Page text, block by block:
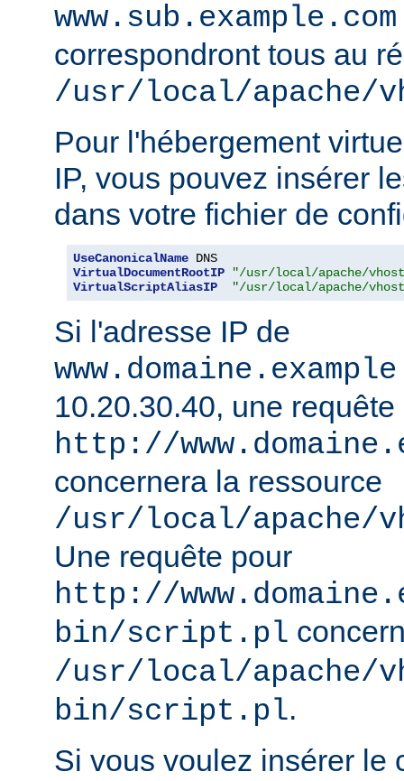
www.sub.example.com
correspondront tous au
/usr/local/apache/
Pour l'hébergement
IP, vous pouvez insérer
dans votre fichier de
UseCanonicalName
VirtualDocumentRootIP
"/usr/local/apache/
VirtualScriptAliasIP
"/usr/local/apache/
Si l'adresse IP de
10.20.30.40, une requête
http://
concernera la ressource
/usr/local/apache/
Une requête pour
http://
bin/script.pl
/usr/local/apache/
bin/script.pl.
Si vous voulez insérer le